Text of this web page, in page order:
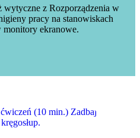
z Rozporządzenia w
pracy na stanowiskach
ekranowe.